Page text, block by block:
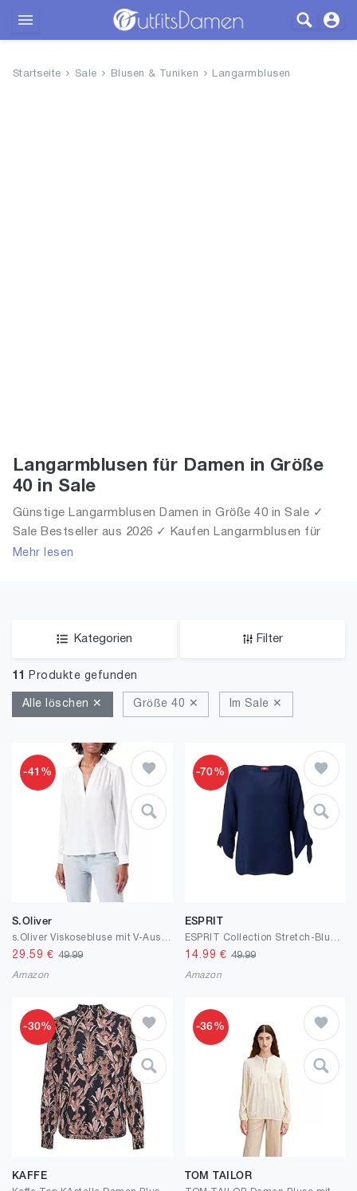
Startseite Sale Blusen & Tuniken Langarmblusen
Langarmblusen für Damen in Größe
40 in Sale
Günstige Langarmblusen Damen in Größe 40 in Sale ✓
Sale Bestseller aus 2026 ✓ Kaufen Langarmblusen für
Frauen in Größe 40 in Sale!
Mehr lesen
Kategorien Filter
11 Produkte gefunden
Alle löschen ✕ Größe 40 ✕ Im Sale ✕
-41%
S.Oliver
29.59 €49.99
Amazon
-70%
ESPRIT
14.99 € 49.99
Amazon
-30%
KAFFE
-36%
TOM TAILOR